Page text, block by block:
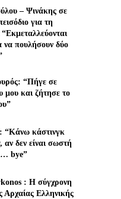
– Ψινάκης σε
για τη
να πουλήσουν δύο
“Πήγε σε
μου και ζήτησε το
κάστινγκ
αν δεν είναι σωστή
bye”
: Η σύγχρονη
Αρχαίας Ελληνικής